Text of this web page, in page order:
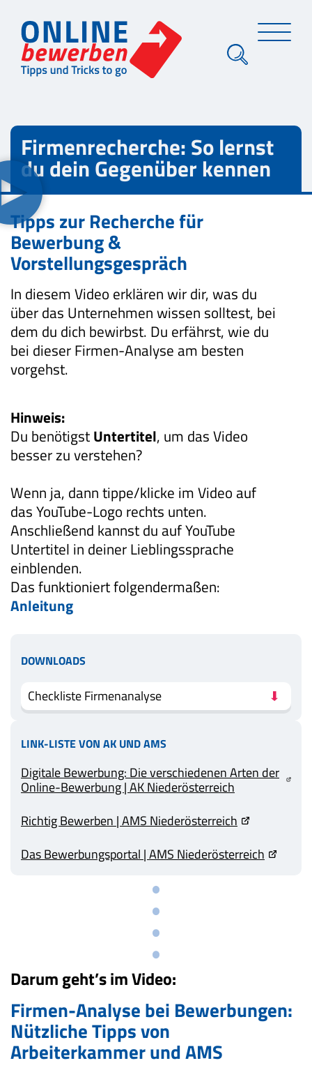
Firmenrecherche: So lernst
du dein Gegenüber kennen
Tipps zur Recherche für
Bewerbung &
Vorstellungsgespräch
In diesem Video erklären wir dir, was du
über das Unternehmen wissen solltest, bei
dem du dich bewirbst. Du erfährst, wie du
bei dieser Firmen-Analyse am besten
vorgehst.
Hinweis:
Du benötigstUntertitel, um das Video
besser zu verstehen?
Wenn ja, dann tippe/klicke im Video auf
das YouTube-Logo rechts unten.
Anschließend kannst du auf YouTube
Untertitel in deiner Lieblingssprache
einblenden.
Das funktioniert folgendermaßen:
Anleitung
DOWNLOADS
Checkliste Firmenanalyse
LINK-LISTE VON AK UND AMS
Digitale Bewerbung: Die verschiedenen Arten der
Online-Bewerbung | AK Niederösterreich
(externer Link, öffnet in neuem Tab)
Richtig Bewerben | AMS Niederösterreich
(externer Link, öffnet in neuem Tab)
Das Bewerbungsportal | AMS Niederösterreich
(externer Link, öffnet in neuem Tab)
Darum geht’s im Video:
Firmen-Analyse bei Bewerbungen:
Nützliche Tipps von
Arbeiterkammer und AMS